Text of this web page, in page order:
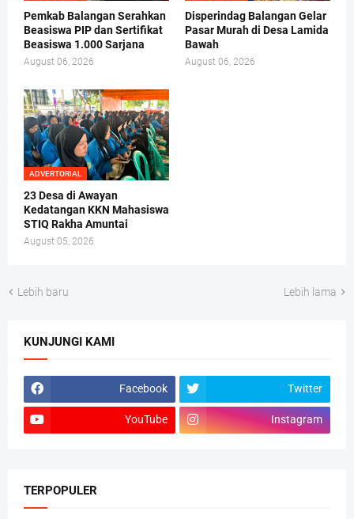
Pemkab Balangan Serahkan
Beasiswa PIP dan Sertifikat
Beasiswa 1.000 Sarjana
August 06, 2026
Disperindag Balangan Gelar
Pasar Murah di Desa Lamida
Bawah
August 06, 2026
ADVERTORIAL
23 Desa di Awayan
Kedatangan KKN Mahasiswa
STIQ Rakha Amuntai
August 05, 2026
Lebih baru Lebih lama
KUNJUNGI KAMI
Facebook Twitter
YouTube Instagram
TERPOPULER